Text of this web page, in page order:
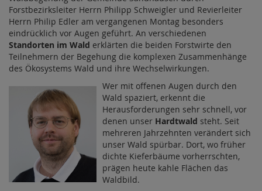
Forstbezirksleiter Herrn Philipp Schweigler und Revierleiter
Herrn Philip Edler am vergangenen Montag besonders
eindrücklich vor Augen geführt. An verschiedenen
Standorten im Wald erklärten die beiden Forstwirte den
Teilnehmern der Begehung die komplexen Zusammenhänge
des Ökosystems Wald und ihre Wechselwirkungen.
Wer mit offenen Augen durch den
Wald spaziert, erkennt die
Herausforderungen sehr schnell, vor
denen unser Hardtwald steht. Seit
mehreren Jahrzehnten verändert sich
unser Wald spürbar. Dort, wo früher
dichte Kieferbäume vorherrschten,
prägen heute kahle Flächen das
Waldbild.